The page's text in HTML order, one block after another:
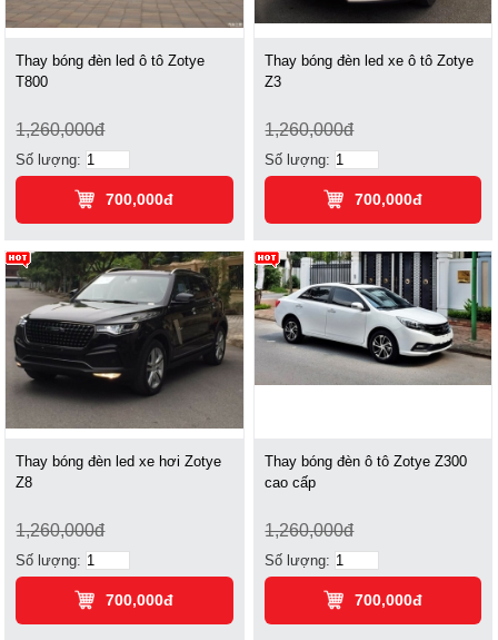
Thay bóng đèn led ô tô Zotye
T800
1,260,000đ
Số lượng:
700,000đ
Thay bóng đèn led xe ô tô Zotye
Z3
1,260,000đ
Số lượng:
700,000đ
Thay bóng đèn led xe hơi Zotye
Z8
1,260,000đ
Số lượng:
700,000đ
Thay bóng đèn ô tô Zotye Z300
cao cấp
1,260,000đ
Số lượng:
700,000đ